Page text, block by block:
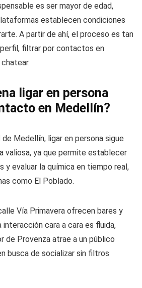
es ser mayor de edad,
establecen condiciones
A partir de ahí, el proceso es tan
filtrar por contactos en
ligar en persona
en Medellín?
Medellín, ligar en persona sigue
valiosa, ya que permite establecer
y evaluar la química en tiempo real,
como El Poblado.
Vía Primavera ofrecen bares y
cara a cara es fluida,
de Provenza atrae a un público
busca de socializar sin filtros